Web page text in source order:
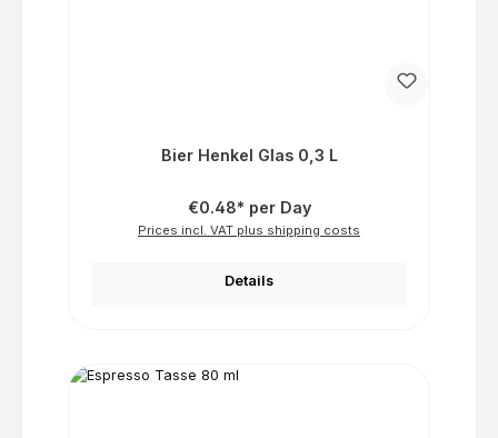
Bier Henkel Glas 0,3 L
€0.48* per Day
Prices incl. VAT plus shipping costs
Details